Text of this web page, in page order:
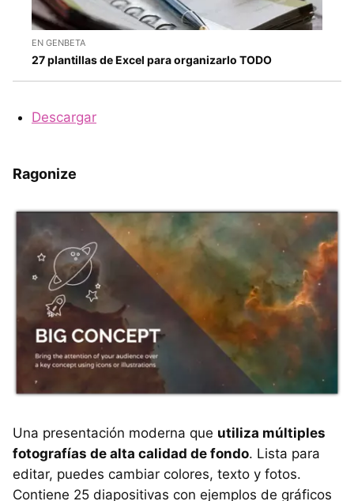
EN GENBETA
27 plantillas de Excel para organizarlo TODO
Descargar
Ragonize
Una presentación moderna que utiliza múltiples
fotografías de alta calidad de fondo. Lista para
editar, puedes cambiar colores, texto y fotos.
Contiene 25 diapositivas con ejemplos de gráficos